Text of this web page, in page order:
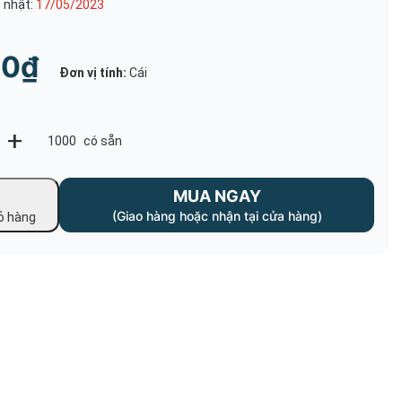
Sạch May
Thủy Sản May
Nón Mũ Thủy Sản
nhật: 17/05/2023
Đơn vị tính: Cái
+ 1000 có sẵn
hàng
MUA NGAY
(Giao hàng hoặc nhận tại cửa hàng)